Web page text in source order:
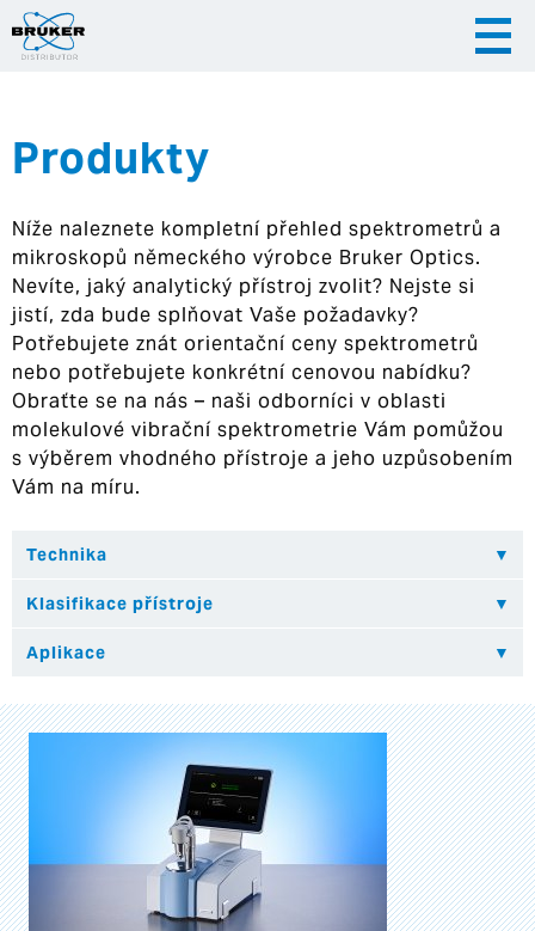
|
Hrvatska
Produkty
Níže naleznete kompletní přehled spektrometrů a
mikroskopů německého výrobce Bruker Optics.
Nevíte, jaký analytický přístroj zvolit? Nejste si
jistí, zda bude splňovat Vaše požadavky?
Potřebujete znát orientační ceny spektrometrů
nebo potřebujete konkrétní cenovou nabídku?
Obraťte se na nás – naši odborníci v oblasti
molekulové vibrační spektrometrie Vám pomůžou
s výběrem vhodného přístroje a jeho uzpůsobením
Vám na míru.